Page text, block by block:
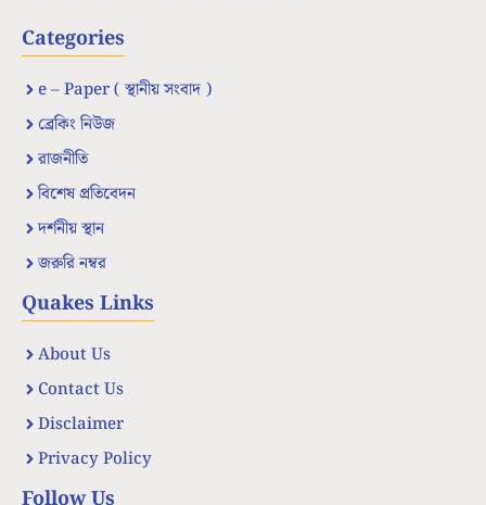
Categories
e – Paper ( স্থানীয় সংবাদ )
ব্রেকিং নিউজ
রাজনীতি
বিশেষ প্রতিবেদন
দর্শনীয় স্থান
জরুরি নম্বর
Quakes Links
About Us
Contact Us
Disclaimer
Privacy Policy